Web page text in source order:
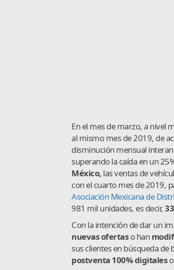
En el mes de marzo, a nivel
al mismo mes de 2019, de
disminución mensual
superando la caída en un
México, las ventas de
con el cuarto mes de 2019,
Asociación Mexicana de
981 mil unidades, es decir,
Con la intención de dar un
nuevas ofertaso han
sus clientes en búsqueda
postventa 100% digitaleso